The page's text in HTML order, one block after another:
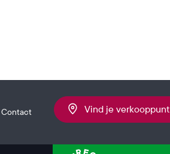
Contact Vind je verkooppunt